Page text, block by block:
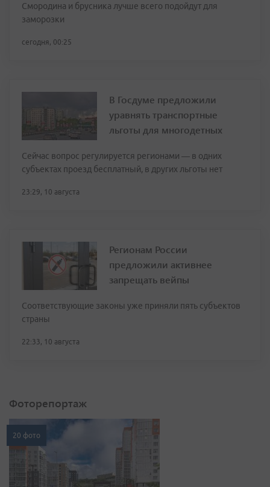
Смородина и брусника лучше всего подойдут для
заморозки
сегодня, 00:25
В Госдуме предложили
уравнять транспортные
льготы для многодетных
Сейчас вопрос регулируется регионами — в одних
субъектах проезд бесплатный, в других льготы нет
23:29, 10 августа
Регионам России
предложили активнее
запрещать вейпы
Соответствующие законы уже приняли пять субъектов
страны
22:33, 10 августа
Фоторепортаж
20 фото